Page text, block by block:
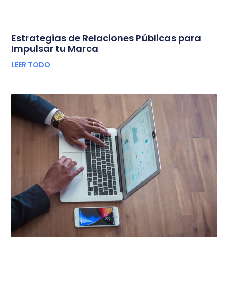
Estrategias de Relaciones Públicas para
Impulsar tu Marca
LEER TODO